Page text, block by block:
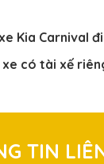
Kia Carnival
có tài xế
TIN